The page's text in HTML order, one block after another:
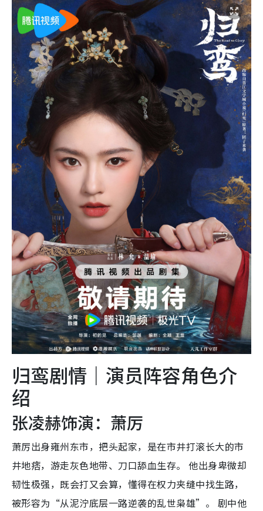
归鸾剧情｜演员阵容角色介
绍
张凌赫饰演：萧厉
萧厉出身雍州东市，把头起家，是在市井打滚长大的市
井地痞，游走灰色地带、刀口舔血生存。 他出身卑微却
韧性极强，既会打又会算，懂得在权力夹缝中找生路，
被形容为“从泥泞底层一路逆袭的乱世枭雄”。 剧中他